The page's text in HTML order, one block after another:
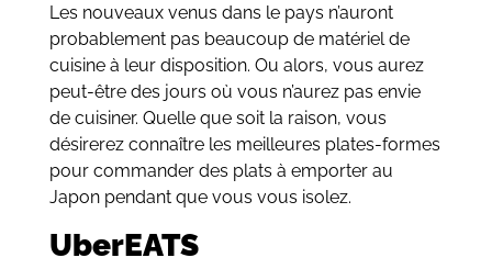
Les nouveaux venus dans le pays n’auront
probablement pas beaucoup de matériel de
cuisine à leur disposition. Ou alors, vous aurez
peut-être des jours où vous n’aurez pas envie
de cuisiner. Quelle que soit la raison, vous
désirerez connaître les meilleures plates-formes
pour commander des plats à emporter au
Japon pendant que vous vous isolez.
UberEATS